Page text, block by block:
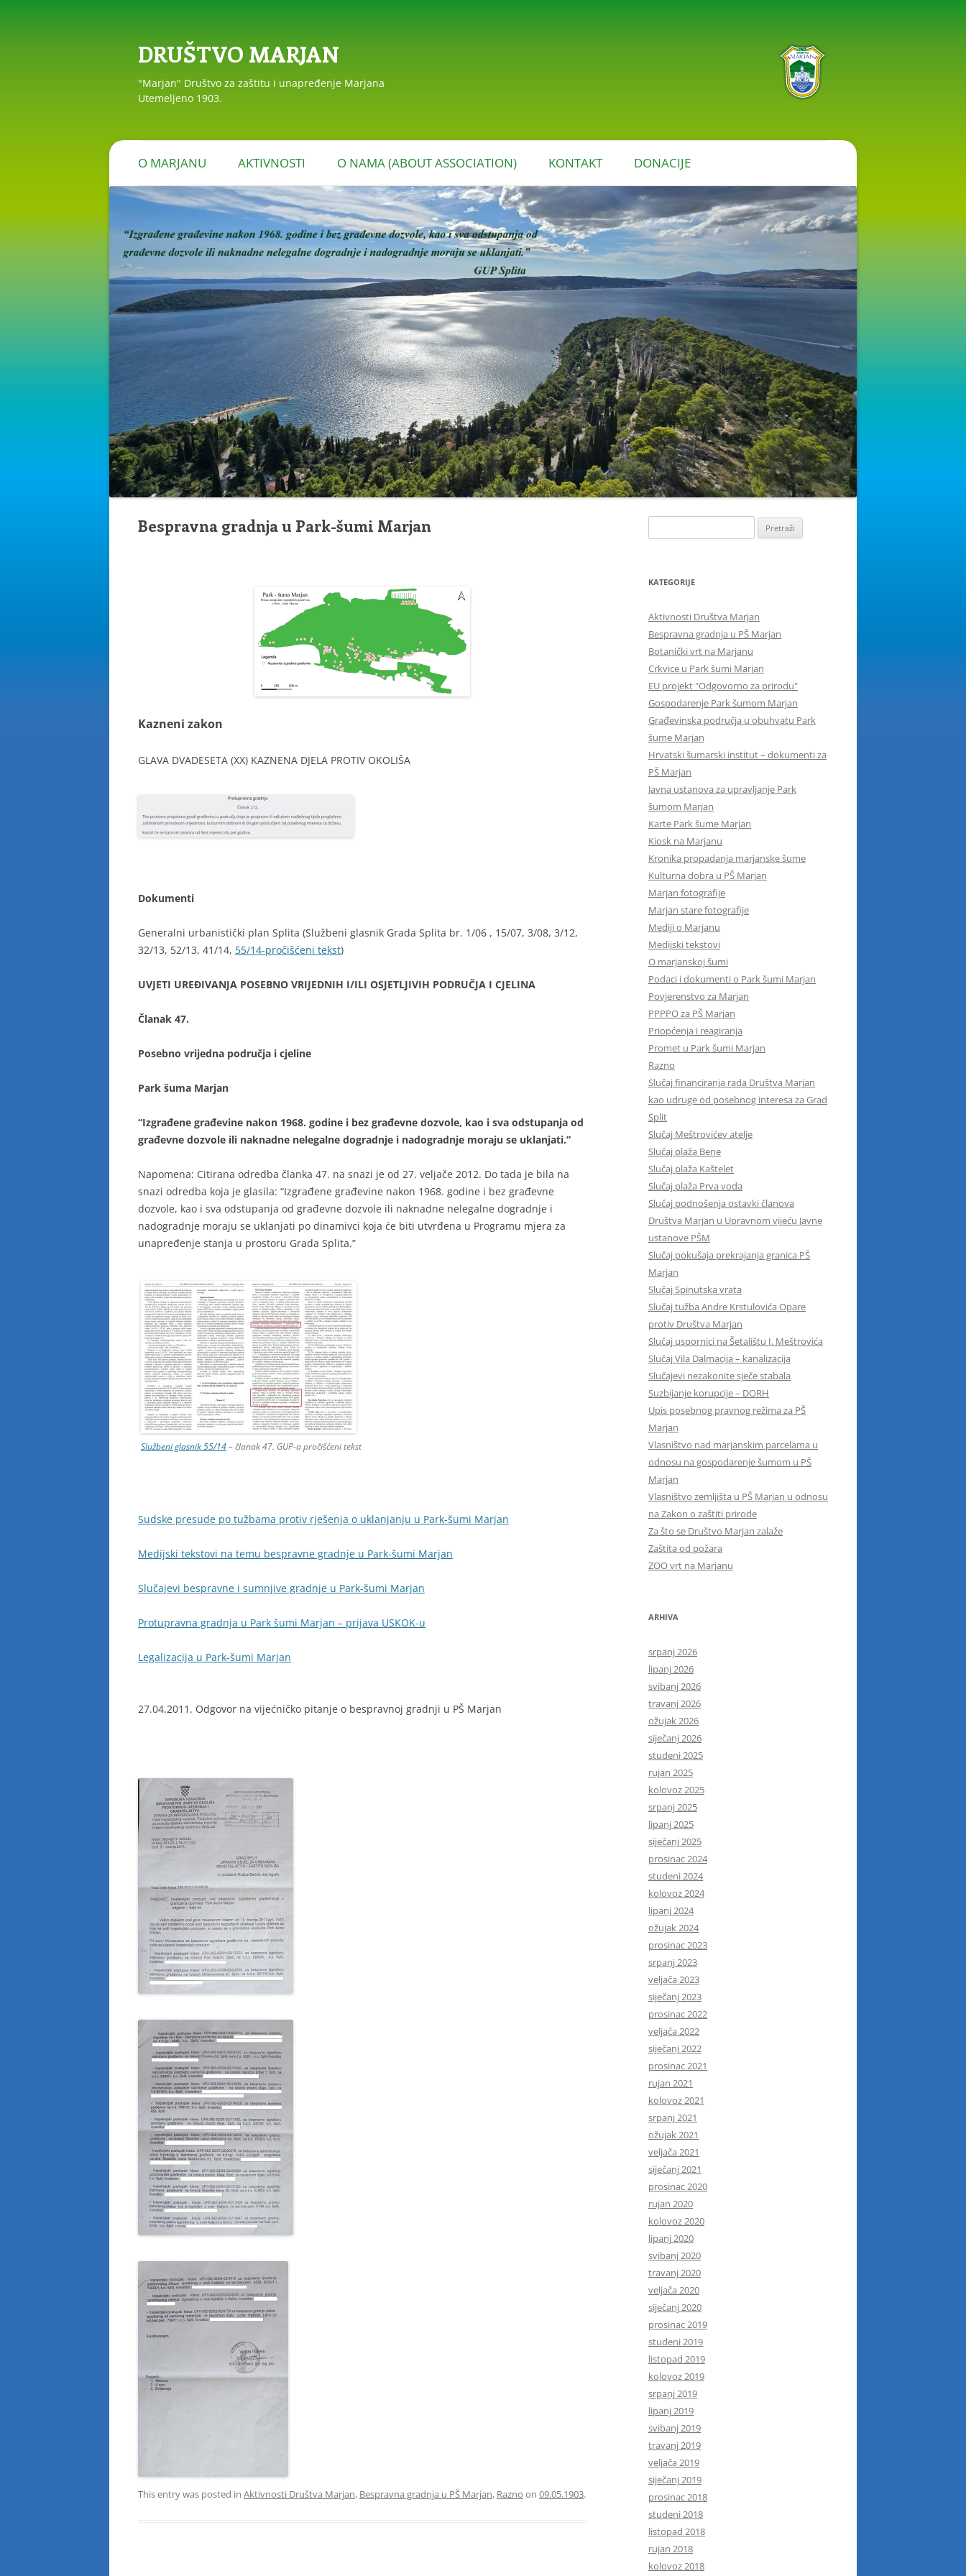
DRUŠTVO MARJAN
"Marjan" Društvo za zaštitu i unapređenje Marjana
Utemeljeno 1903.
Skoči
sadržaja
O MARJANU AKTIVNOSTI
PRIOPĆENJA I REAGIRANJA
O NAMA (ABOUT ASSOCIATION)
POVIJEST DRUŠTVA
MARJAN (HISTORY OF THE
MARJAN ASSOCIATION)
STATUT DRUŠTVA MARJAN
I PROGRAM RADA
UPRAVNI ODBOR DRUŠTVA
MARJAN
POSTUPAK ZA UČLANJENJE
(MEMBERSHIP
PROCEDURE)
KONTAKT DONACIJE
Bespravna gradnja u Park-šumi Marjan
Kazneni zakon
GLAVA DVADESETA (XX) KAZNENA DJELA PROTIV OKOLIŠA
Dokumenti
Generalni urbanistički plan Splita (Službeni glasnik Grada Splita br. 1/06 , 15/07, 3/08, 3/12,
32/13, 52/13, 41/14, 55/14-pročišćeni tekst)
UVJETI UREĐIVANJA POSEBNO VRIJEDNIH I/ILI OSJETLJIVIH PODRUČJA I CJELINA
Članak 47.
Posebno vrijedna područja i cjeline
Park šuma Marjan
“Izgrađene građevine nakon 1968. godine i bez građevne dozvole, kao i sva odstupanja od
građevne dozvole ili naknadne nelegalne dogradnje i nadogradnje moraju se uklanjati.”
Napomena: Citirana odredba članka 47. na snazi je od 27. veljače 2012. Do tada je bila na
snazi odredba koja je glasila: “Izgrađene građevine nakon 1968. godine i bez građevne
dozvole, kao i sva odstupanja od građevne dozvole ili naknadne nelegalne dogradnje i
nadogradnje moraju se uklanjati po dinamivci koja će biti utvrđena u Programu mjera za
unapređenje stanja u prostoru Grada Splita.”
Službeni glasnik 55/14– članak 47. GUP-a pročišćeni tekst
Sudske presude po tužbama protiv rješenja o uklanjanju u Park-šumi Marjan
Medijski tekstovi na temu bespravne gradnje u Park-šumi Marjan
Slučajevi bespravne i sumnjive gradnje u Park-šumi Marjan
Protupravna gradnja u Park šumi Marjan – prijava USKOK-u
Legalizacija u Park-šumi Marjan
27.04.2011. Odgovor na vijećničko pitanje o bespravnoj gradnji u PŠ Marjan
This entry was posted in Aktivnosti Društva Marjan, Bespravna gradnja u PŠ Marjan, Razno on 09.05.1903.
KATEGORIJE
Aktivnosti Društva Marjan
Bespravna gradnja u PŠ Marjan
Botanički vrt na Marjanu
Crkvice u Park šumi Marjan
EU projekt "Odgovorno za prirodu"
Gospodarenje Park šumom Marjan
Građevinska područja u obuhvatu Park
šume Marjan
Hrvatski šumarski institut – dokumenti za
PŠ Marjan
Javna ustanova za upravljanje Park
šumom Marjan
Karte Park šume Marjan
Kiosk na Marjanu
Kronika propadanja marjanske šume
Kulturna dobra u PŠ Marjan
Marjan fotografije
Marjan stare fotografije
Mediji o Marjanu
Medijski tekstovi
O marjanskoj šumi
Podaci i dokumenti o Park šumi Marjan
Povjerenstvo za Marjan
PPPPO za PŠ Marjan
Priopćenja i reagiranja
Promet u Park šumi Marjan
Razno
Slučaj financiranja rada Društva Marjan
kao udruge od posebnog interesa za Grad
Split
Slučaj Meštrovićev atelje
Slučaj plaža Bene
Slučaj plaža Kaštelet
Slučaj plaža Prva voda
Slučaj podnošenja ostavki članova
Društva Marjan u Upravnom vijeću Javne
ustanove PŠM
Slučaj pokušaja prekrajanja granica PŠ
Marjan
Slučaj Spinutska vrata
Slučaj tužba Andre Krstulovića Opare
protiv Društva Marjan
Slučaj uspornici na Šetalištu I. Meštrovića
Slučaj Vila Dalmacija – kanalizacija
Slučajevi nezakonite sječe stabala
Suzbijanje korupcije – DORH
Upis posebnog pravnog režima za PŠ
Marjan
Vlasništvo nad marjanskim parcelama u
odnosu na gospodarenje šumom u PŠ
Marjan
Vlasništvo zemljišta u PŠ Marjan u odnosu
na Zakon o zaštiti prirode
Za što se Društvo Marjan zalaže
Zaštita od požara
ZOO vrt na Marjanu
ARHIVA
srpanj 2026
lipanj 2026
svibanj 2026
travanj 2026
ožujak 2026
siječanj 2026
studeni 2025
rujan 2025
kolovoz 2025
srpanj 2025
lipanj 2025
siječanj 2025
prosinac 2024
studeni 2024
kolovoz 2024
lipanj 2024
ožujak 2024
prosinac 2023
srpanj 2023
veljača 2023
siječanj 2023
prosinac 2022
veljača 2022
siječanj 2022
prosinac 2021
rujan 2021
kolovoz 2021
srpanj 2021
ožujak 2021
veljača 2021
siječanj 2021
prosinac 2020
rujan 2020
kolovoz 2020
lipanj 2020
svibanj 2020
travanj 2020
veljača 2020
siječanj 2020
prosinac 2019
studeni 2019
listopad 2019
kolovoz 2019
srpanj 2019
lipanj 2019
svibanj 2019
travanj 2019
veljača 2019
siječanj 2019
prosinac 2018
studeni 2018
listopad 2018
rujan 2018
kolovoz 2018